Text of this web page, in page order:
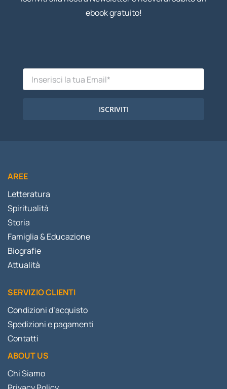
ebook gratuito!
ISCRIVITI
AREE
Letteratura
Spiritualità
Storia
Famiglia & Educazione
Biografie
Attualità
SERVIZIO CLIENTI
Condizioni d’acquisto
Spedizioni e pagamenti
Contatti
ABOUT US
Chi Siamo